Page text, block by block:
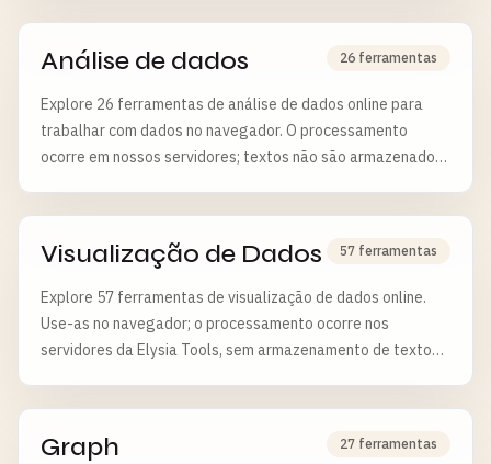
Análise de dados 26 ferramentas
Explore 26 ferramentas de análise de dados online para
trabalhar com dados no navegador. O processamento
ocorre em nossos servidores; textos não são armazenados
Visualização de Dados 57 ferramentas
Explore 57 ferramentas de visualização de dados online.
Use-as no navegador; o processamento ocorre nos
servidores da Elysia Tools, sem armazenamento de textos
Graph 27 ferramentas